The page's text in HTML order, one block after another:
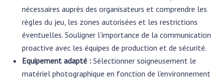
nécessaires auprès des organisateurs et comprendre les
règles du jeu, les zones autorisées et les restrictions
éventuelles. Souligner l’importance de la communication
proactive avec les équipes de production et de sécurité.
Equipement adapté : Sélectionner soigneusement le
matériel photographique en fonction de l’environnement